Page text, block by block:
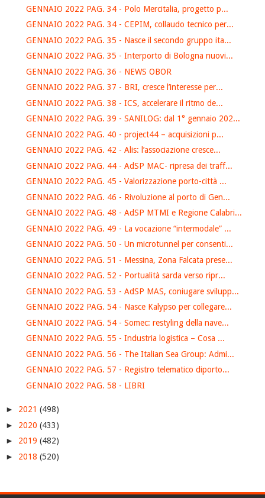
GENNAIO 2022 PAG. 34 - Polo Mercitalia, progetto p...
GENNAIO 2022 PAG. 34 - CEPIM, collaudo tecnico per...
GENNAIO 2022 PAG. 35 - Nasce il secondo gruppo ita...
GENNAIO 2022 PAG. 35 - Interporto di Bologna nuovi...
GENNAIO 2022 PAG. 36 - NEWS OBOR
GENNAIO 2022 PAG. 37 - BRI, cresce l’interesse per...
GENNAIO 2022 PAG. 38 - ICS, accelerare il ritmo de...
GENNAIO 2022 PAG. 39 - SANILOG: dal 1° gennaio 202...
GENNAIO 2022 PAG. 40 - project44 – acquisizioni p...
GENNAIO 2022 PAG. 42 - Alis: l’associazione cresce...
GENNAIO 2022 PAG. 44 - AdSP MAC- ripresa dei traff...
GENNAIO 2022 PAG. 45 - Valorizzazione porto-città ...
GENNAIO 2022 PAG. 46 - Rivoluzione al porto di Gen...
GENNAIO 2022 PAG. 48 - AdSP MTMI e Regione Calabri...
GENNAIO 2022 PAG. 49 - La vocazione “intermodale” ...
GENNAIO 2022 PAG. 50 - Un microtunnel per consenti...
GENNAIO 2022 PAG. 51 - Messina, Zona Falcata prese...
GENNAIO 2022 PAG. 52 - Portualità sarda verso ripr...
GENNAIO 2022 PAG. 53 - AdSP MAS, coniugare svilupp...
GENNAIO 2022 PAG. 54 - Nasce Kalypso per collegare...
GENNAIO 2022 PAG. 54 - Somec: restyling della nave...
GENNAIO 2022 PAG. 55 - Industria logistica – Cosa ...
GENNAIO 2022 PAG. 56 - The Italian Sea Group: Admi...
GENNAIO 2022 PAG. 57 - Registro telematico diporto...
GENNAIO 2022 PAG. 58 - LIBRI
► 2021 (498)
► 2020 (433)
► 2019 (482)
► 2018 (520)